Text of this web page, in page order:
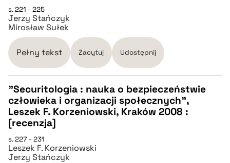
pobierz cytat
BIBTEX
s. 221 - 225
Jerzy Stańczyk
Mirosław Sułek
Pełny tekst Zacytuj Udostępnij
CZYSTY TEKST
pobierz cytat
"Securitologia : nauka o bezpieczeństwie
człowieka i organizacji społecznych",
Leszek F. Korzeniowski, Kraków 2008 :
[recenzja]
s. 227 - 231
Leszek F. Korzeniowski
Jerzy Stańczyk